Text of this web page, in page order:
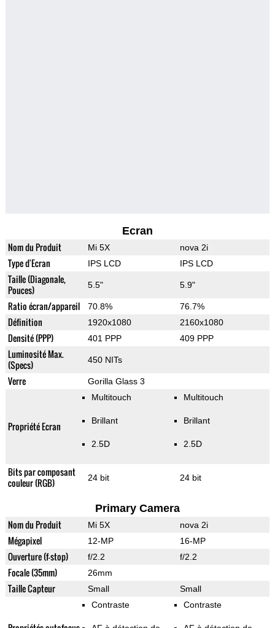
Ecran
Nom du Produit Mi 5X nova 2i
Type d'Ecran IPS LCD IPS LCD
Taille (Diagonale,
Pouces)
5.5" 5.9"
Ratio écran/appareil 70.8% 76.7%
Définition 1920x1080 2160x1080
Densité (PPP) 401 PPP 409 PPP
Luminosité Max.
(Specs)
450 NITs
Verre Gorilla Glass 3
Propriété Ecran
Multitouch
Brillant
2.5D
Multitouch
Brillant
2.5D
Bits par composant
couleur (RGB)
24 bit 24 bit
Primary Camera
Nom du Produit Mi 5X nova 2i
Mégapixel 12-MP 16-MP
Ouverture (f-stop) f/2.2 f/2.2
Focale (35mm) 26mm
Taille Capteur Small Small
Contraste Contraste